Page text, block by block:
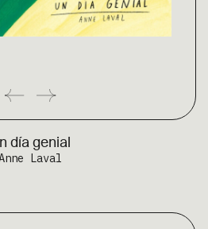
día genial
Laval